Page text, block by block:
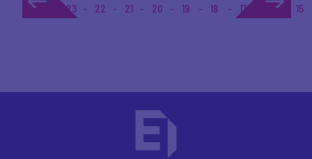
1... 23 22 21 20 19 18 17 15